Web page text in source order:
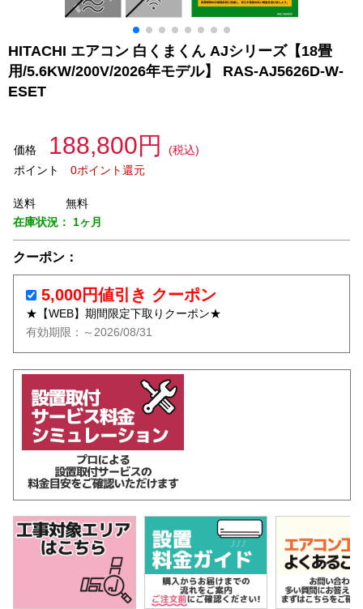
HITACHI エアコン 白くまくん AJシリーズ【18畳
用/5.6KW/200V/2026年モデル】 RAS-AJ5626D-W-
ESET
価格 188,800円
(税込)
ポイント
0ポイント還元
送料
無料
在庫状況： 1ヶ月
クーポン：
5,000円値引き クーポン
★【WEB】期間限定下取りクーポン★
有効期限：～2026/08/31